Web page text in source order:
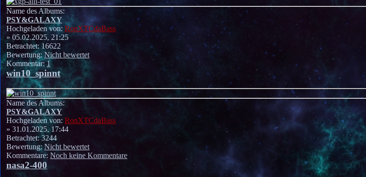
Name des Albums:
PSY&GALAXY
Hochgeladen von: RonXTCdaBass
» 05.02.2025, 21:25
Betrachtet: 16622
Bewertung:Nicht bewertet
Kommentar:1
win10_spinnt
Name des Albums:
PSY&GALAXY
Hochgeladen von: RonXTCdaBass
» 31.01.2025, 17:44
Betrachtet: 3244
Bewertung:Nicht bewertet
Kommentare: Noch keine Kommentare
nasa2-400